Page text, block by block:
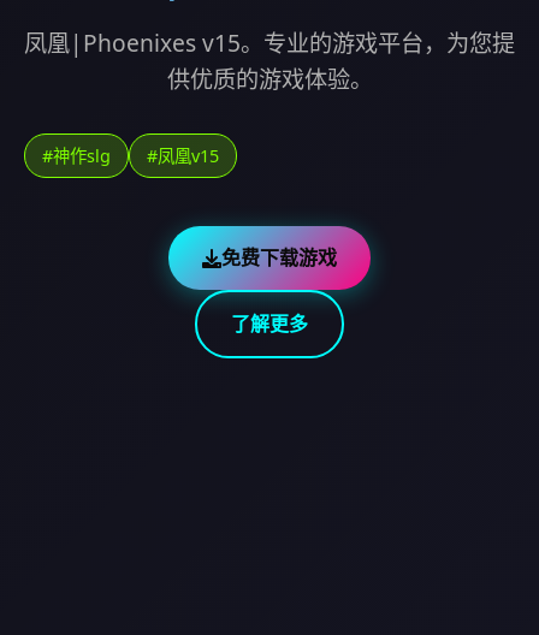
凤凰|Phoenixes v15。专业的游戏平台，为您提
供优质的游戏体验。
#神作slg #凤凰v15
免费下载游戏
了解更多